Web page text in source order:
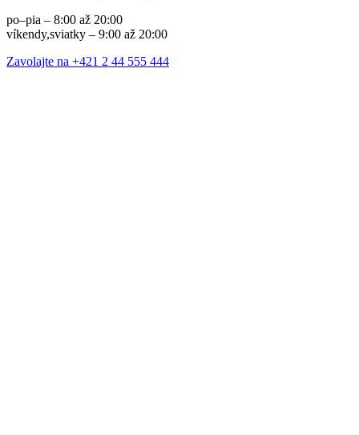
po–pia – 8:00 až 20:00
víkendy,sviatky – 9:00 až 20:00
Zavolajte na +421 2 44 555 444